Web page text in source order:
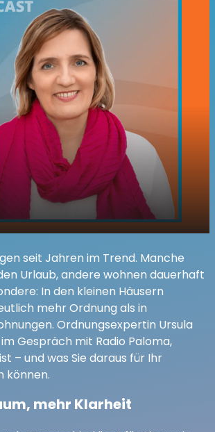
auf kleinem Raum: Was Sie vom
Tiny House lernen können
seit Jahren im Trend. Manche
Urlaub, andere wohnen dauerhaft
In den kleinen Häusern
mehr Ordnung als in
Ordnungsexpertin Ursula
Gespräch mit Radio Paloma,
– und was Sie daraus für Ihr
können.
mehr Klarheit